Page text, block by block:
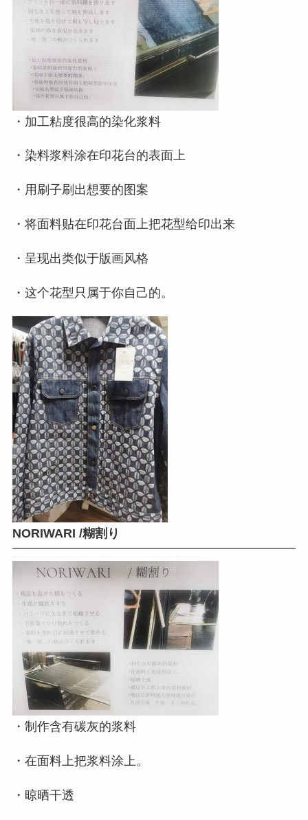
・加工粘度很高的染化浆料
・染料浆料涂在印花台的表面上
・用刷子刷出想要的图案
・将面料贴在印花台面上把花型给印出来
・呈现出类似于版画风格
・这个花型只属于你自己的。
NORIWARI /糊割り
・制作含有碳灰的浆料
・在面料上把浆料涂上。
・晾晒干透